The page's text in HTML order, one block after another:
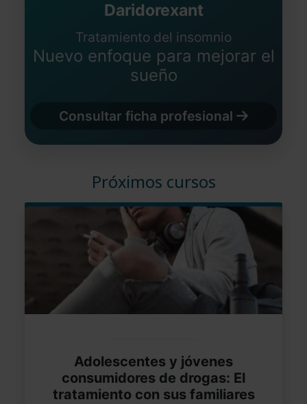
Daridorexant
Tratamiento del insomnio
Nuevo enfoque para mejorar el
sueño
Consultar ficha profesional
Próximos cursos
Adolescentes y jóvenes
consumidores de drogas: El
tratamiento con sus familiares